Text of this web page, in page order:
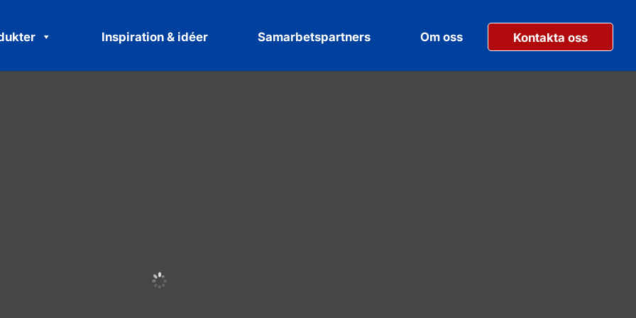
Inspiration & idéer Samarbetspartners Om oss Kontakta oss